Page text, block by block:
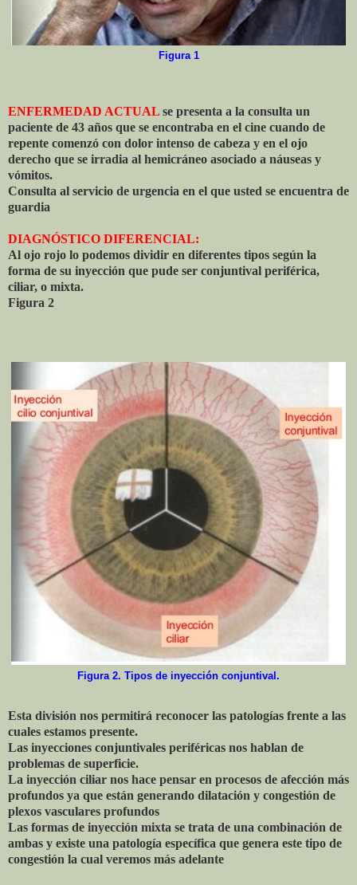
Figura 1
ENFERMEDAD ACTUAL se presenta a la consulta un
paciente de 43 años que se encontraba en el cine cuando de
repente comenzó con dolor intenso de cabeza y en el ojo
derecho que se irradia al hemicráneo asociado a náuseas y
vómitos.
Consulta al servicio de urgencia en el que usted se encuentra de
guardia
DIAGNÓSTICO DIFERENCIAL:
Al ojo rojo lo podemos dividir en diferentes tipos según la
forma de su inyección que pude ser conjuntival periférica,
ciliar, o mixta.
Figura 2
Figura 2. Tipos de inyección conjuntival.
Esta división nos permitirá reconocer las patologías frente a las
cuales estamos presente.
Las inyecciones conjuntivales periféricas nos hablan de
problemas de superficie.
La inyección ciliar nos hace pensar en procesos de afección más
profundos ya que están generando dilatación y congestión de
plexos vasculares profundos
Las formas de inyección mixta se trata de una combinación de
ambas y existe una patología específica que genera este tipo de
congestión la cual veremos más adelante